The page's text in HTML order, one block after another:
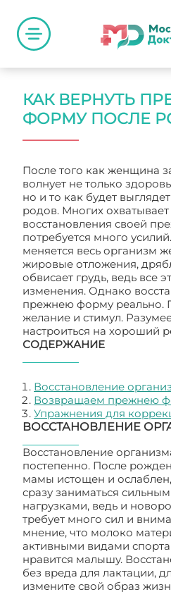
КАК ВЕРНУТЬ
ФОРМУ ПОСЛЕ
После того как женщина
волнует не только
но и то как будет
родов. Многих охватывает
восстановления своей
потребуется много
меняется весь организм
жировые отложения,
обвисает грудь, ведь все
изменения. Однако
прежнею форму реально.
желание и стимул.
настроиться на хороший
СОДЕРЖАНИЕ
Восстановление
Возвращаем прежнею
Упражнения для
ВОССТАНОВЛЕНИЕ
Восстановление
постепенно. После
мамы истощен и
сразу заниматься
нагрузками, ведь и
требует много сил и
мнение, что молоко
активными видами
нравится малышу.
без вреда для лактации,
измените свой образ